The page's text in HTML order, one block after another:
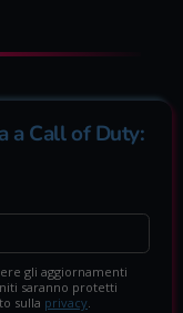
a Call of Duty:
gli aggiornamenti
saranno protetti
sulla privacy